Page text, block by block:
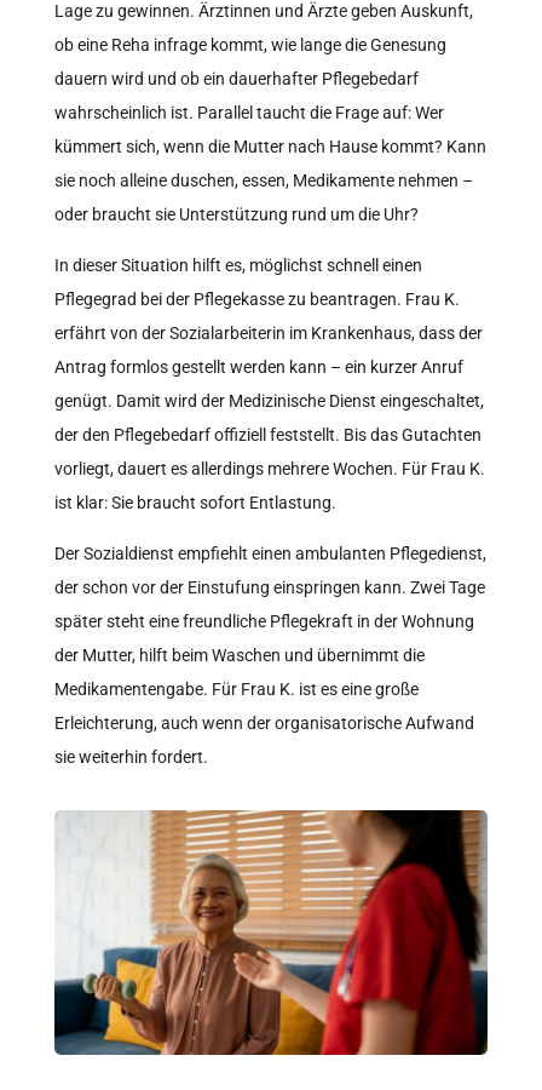
Lage zu gewinnen. Ärztinnen und Ärzte geben Auskunft,
ob eine Reha infrage kommt, wie lange die Genesung
dauern wird und ob ein dauerhafter Pflegebedarf
wahrscheinlich ist. Parallel taucht die Frage auf: Wer
kümmert sich, wenn die Mutter nach Hause kommt? Kann
sie noch alleine duschen, essen, Medikamente nehmen –
oder braucht sie Unterstützung rund um die Uhr?
In dieser Situation hilft es, möglichst schnell einen
Pflegegrad bei der Pflegekasse zu beantragen. Frau K.
erfährt von der Sozialarbeiterin im Krankenhaus, dass der
Antrag formlos gestellt werden kann – ein kurzer Anruf
genügt. Damit wird der Medizinische Dienst eingeschaltet,
der den Pflegebedarf offiziell feststellt. Bis das Gutachten
vorliegt, dauert es allerdings mehrere Wochen. Für Frau K.
ist klar: Sie braucht sofort Entlastung.
Der Sozialdienst empfiehlt einen ambulanten Pflegedienst,
der schon vor der Einstufung einspringen kann. Zwei Tage
später steht eine freundliche Pflegekraft in der Wohnung
der Mutter, hilft beim Waschen und übernimmt die
Medikamentengabe. Für Frau K. ist es eine große
Erleichterung, auch wenn der organisatorische Aufwand
sie weiterhin fordert.